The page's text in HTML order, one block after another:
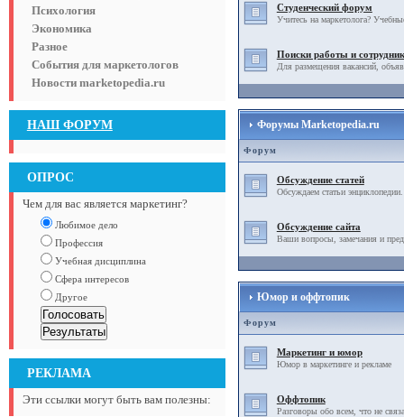
Психология
Экономика
Разное
События для маркетологов
Новости marketopedia.ru
НАШ ФОРУМ
ОПРОС
Чем для вас является маркетинг?
Любимое дело
Профессия
Учебная дисциплина
Сфера интересов
Другое
РЕКЛАМА
Эти ссылки могут быть вам полезны:
Студенческий форум
Учитесь на маркетолога?
Поиски работы и
Для размещения вакансий,
Форумы Marketopedia.ru
Форум
Обсуждение статей
Обсуждаем статьи энциклопедии.
Обсуждение сайта
Ваши вопросы, замечания и
Юмор и оффтопик
Форум
Маркетинг и юмор
Юмор в маркетинге и рекламе
Оффтопик
Разговоры обо всем, что не